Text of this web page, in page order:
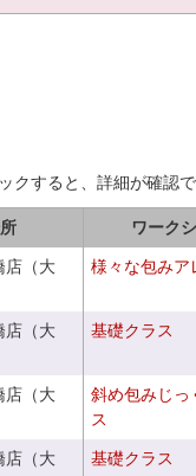
クすると、詳細が確認
ワーク
店（大
様々な包みア
店（大
基礎クラス
店（大
斜め包みじっ
ス
店（大
基礎クラス